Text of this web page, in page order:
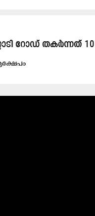
റോഡ് തകർന്നത്